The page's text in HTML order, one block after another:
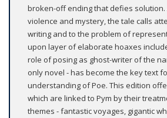
broken-off ending that defies solution.
violence and mystery, the tale calls
writing and to the problem of
upon layer of elaborate hoaxes
role of posing as ghost-writer of the
only novel - has become the key text
understanding of Poe. This edition
which are linked to Pym by their
themes - fantastic voyages, gigantic